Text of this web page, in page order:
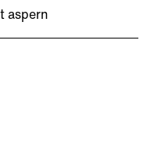
aspern